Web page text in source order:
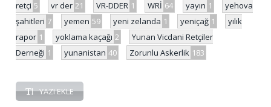
retçi 5 vr der 21 VR-DDER 1 WRİ 64 yayın 1
yehova
şahitleri 7 yemen 59 yeni zelanda 1 yeniçağ 1
yılık
rapor 1 yoklama kaçağı 2
Yunan Vicdani Retçiler
Derneği 1 yunanistan 40 Zorunlu Askerlik 183
YAZI EKLE